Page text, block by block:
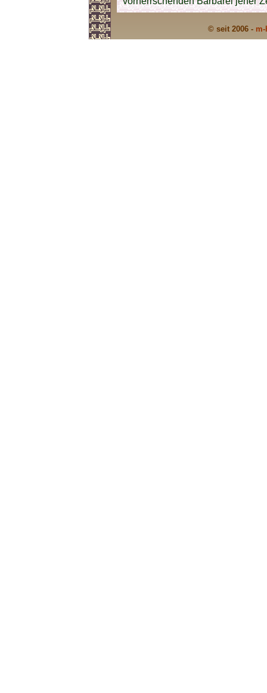
© seit 2006 -